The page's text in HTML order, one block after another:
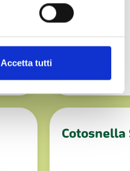
(impronte
dettagli. Puoi
e per analizzare il
che si occupano
che hai fornito loro o
Accetta tutti
Cotosnella